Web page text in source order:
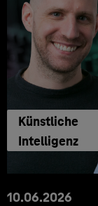
Künstliche
Intelligenz
10.06.2026